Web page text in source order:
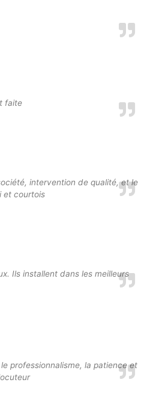
faite
intervention de qualité, et le
et courtois
Ils installent dans les meilleurs
professionnalisme, la patience et